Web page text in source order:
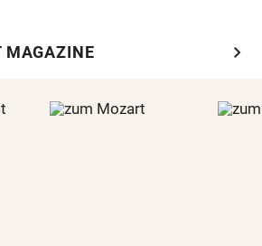
MAGAZINE chevron_right